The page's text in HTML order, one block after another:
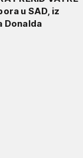
u SAD, iz
Donalda